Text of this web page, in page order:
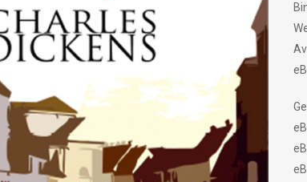
POEMS
PRAVASAM
PSYCHOLOGY
SCREEN PLAY